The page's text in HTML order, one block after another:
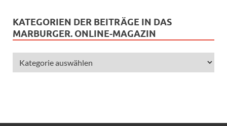
KATEGORIEN DER BEITRÄGE IN DAS
MARBURGER. ONLINE-MAGAZIN